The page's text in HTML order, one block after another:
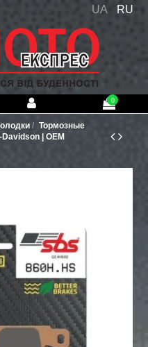
UA RU
0
Тормозные
| OEM